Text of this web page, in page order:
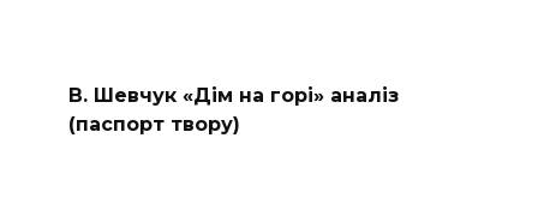
В. Шевчук «Дім на горі» аналіз
(паспорт твору)